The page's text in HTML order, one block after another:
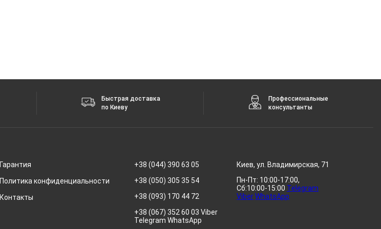
Быстрая доставка
по Киеву
Профессиональные
консультанты
Гарантия
Политика конфиденциальности
Контакты
+38 (044) 390 63 05
+38 (050) 305 35 54
+38 (093) 170 44 72
+38 (067) 352 60 03 Viber
Telegram WhatsApp
Киев, ул. Владимирская, 71
Пн-Пт: 10:00-17:00,
Сб:10:00-15:00 Telegram
ViberWhatsApp